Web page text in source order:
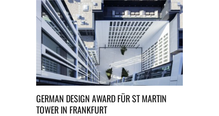
GERMAN DESIGN AWARD FÜR ST MARTIN
TOWER IN FRANKFURT